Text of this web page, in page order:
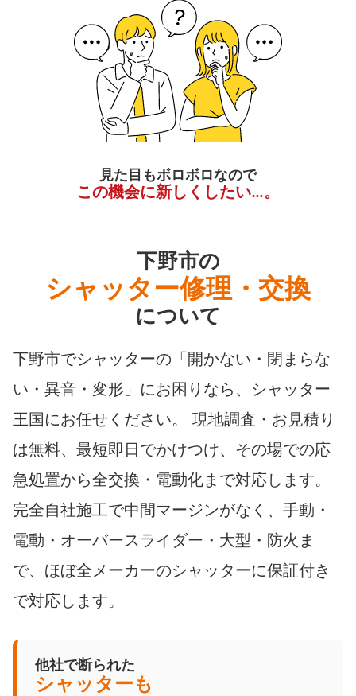
見た目もボロボロなので
この機会に新しくしたい…。
下野市の
シャッター修理・交換
について
下野市でシャッターの「開かない・閉まらな
い・異音・変形」にお困りなら、シャッター
王国にお任せください。 現地調査・お見積り
は無料、最短即日でかけつけ、その場での応
急処置から全交換・電動化まで対応します。
完全自社施工で中間マージンがなく、手動・
電動・オーバースライダー・大型・防火ま
で、ほぼ全メーカーのシャッターに保証付き
で対応します。
他社で断られた
シャッターも